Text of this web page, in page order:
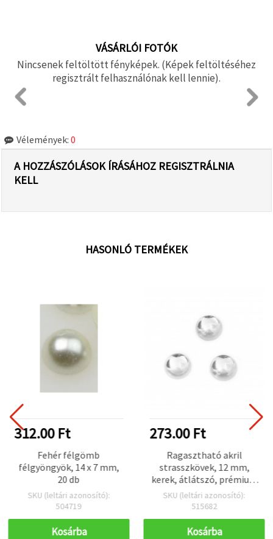
VÁSÁRLÓI FOTÓK
Nincsenek feltöltött fényképek. (Képek feltöltéséhez
regisztrált felhasználónak kell lennie).
Vélemények: 0
A HOZZÁSZÓLÁSOK ÍRÁSÁHOZ REGISZTRÁLNIA
KELL
HASONLÓ TERMÉKEK
312.00 Ft
Fehér félgömb
félgyöngyök, 14 x 7 mm,
20 db
SKU (leltári azonosító):
504719
Kosárba
273.00 Ft
Ragasztható akril
strasszkövek, 12 mm,
kerek, átlátszó, prémium
minőség – 20 db
SKU (leltári azonosító):
515682
Kosárba